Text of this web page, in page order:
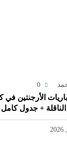
0
الناقلة + جدول كامل